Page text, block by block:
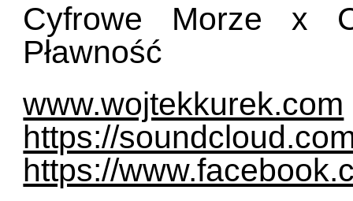
Cyfrowe Morze x
Pławność
www.wojtekkurek.com
https://
https://